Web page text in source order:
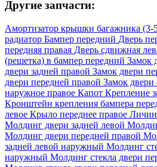
Другие запчасти:
Амортизатор крышки багажника (3-
радиатор Бампер передний Дверь
передняя правая Дверь сдвижная
(решетка) в бампер передний Замок
двери задней правой Замок двери
двери передней правой Замок
наружное правое Капот Крепление
Кронштейн крепления бампера
левое Крыло переднее правое
Молдинг двери задней левой
Молдинг двери передней правой
задней левой наружный Молдинг
наружный Молдинг стекла двери